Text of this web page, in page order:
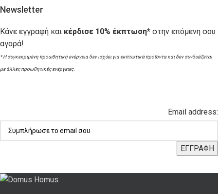
Newsletter
Κάνε εγγραφή και κέρδισε 10% έκπτωση* στην επόμενη σου
αγορά!
* Η συγκεκριμένη προωθητική ενέργεια δεν ισχύει για εκπτωτικά προϊόντα και δεν συνδυάζεται
με άλλες προωθητικές ενέργειες.
Email address: